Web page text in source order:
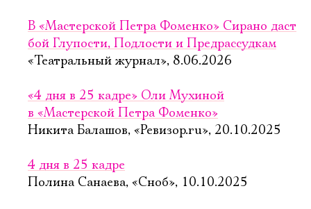
В «Мастерской Петра Фоменко» Сирано даст
бой Глупости, Подлости и Предрассудкам
«Театральный журнал», 8.06.2026
«4 дня в 25 кадре» Оли Мухиной
в «Мастерской Петра Фоменко»
Никита Балашов, «Ревизор.ru», 20.10.2025
4 дня в 25 кадре
Полина Санаева, «Сноб», 10.10.2025